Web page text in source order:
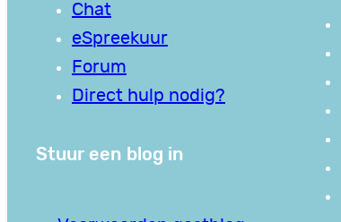
Chat
eSpreekuur
Forum
Direct hulp nodig?
Stuur een blog in